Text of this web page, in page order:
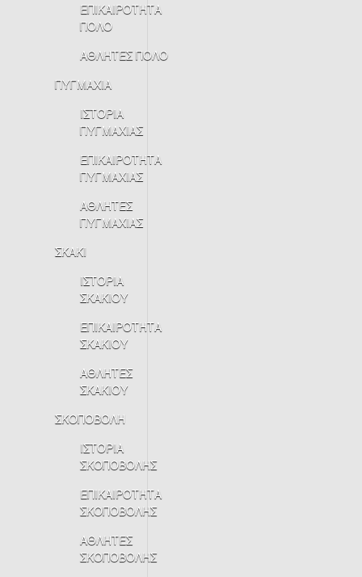
ΕΠΙΚΑΙΡΟΤΗΤΑ
ΠΟΛΟ
ΑΘΛΗΤΕΣ ΠΟΛΟ
ΠΥΓΜΑΧΙΑ
ΙΣΤΟΡΙΑ
ΠΥΓΜΑΧΙΑΣ
ΕΠΙΚΑΙΡΟΤΗΤΑ
ΠΥΓΜΑΧΙΑΣ
ΑΘΛΗΤΕΣ
ΠΥΓΜΑΧΙΑΣ
ΣΚΑΚΙ
ΙΣΤΟΡΙΑ
ΣΚΑΚΙΟΥ
ΕΠΙΚΑΙΡΟΤΗΤΑ
ΣΚΑΚΙΟΥ
ΑΘΛΗΤΕΣ
ΣΚΑΚΙΟΥ
ΣΚΟΠΟΒΟΛΗ
ΙΣΤΟΡΙΑ
ΣΚΟΠΟΒΟΛΗΣ
ΕΠΙΚΑΙΡΟΤΗΤΑ
ΣΚΟΠΟΒΟΛΗΣ
ΑΘΛΗΤΕΣ
ΣΚΟΠΟΒΟΛΗΣ